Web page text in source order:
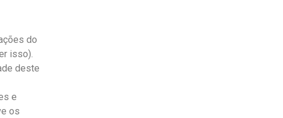
do
isso).
deste
e
os